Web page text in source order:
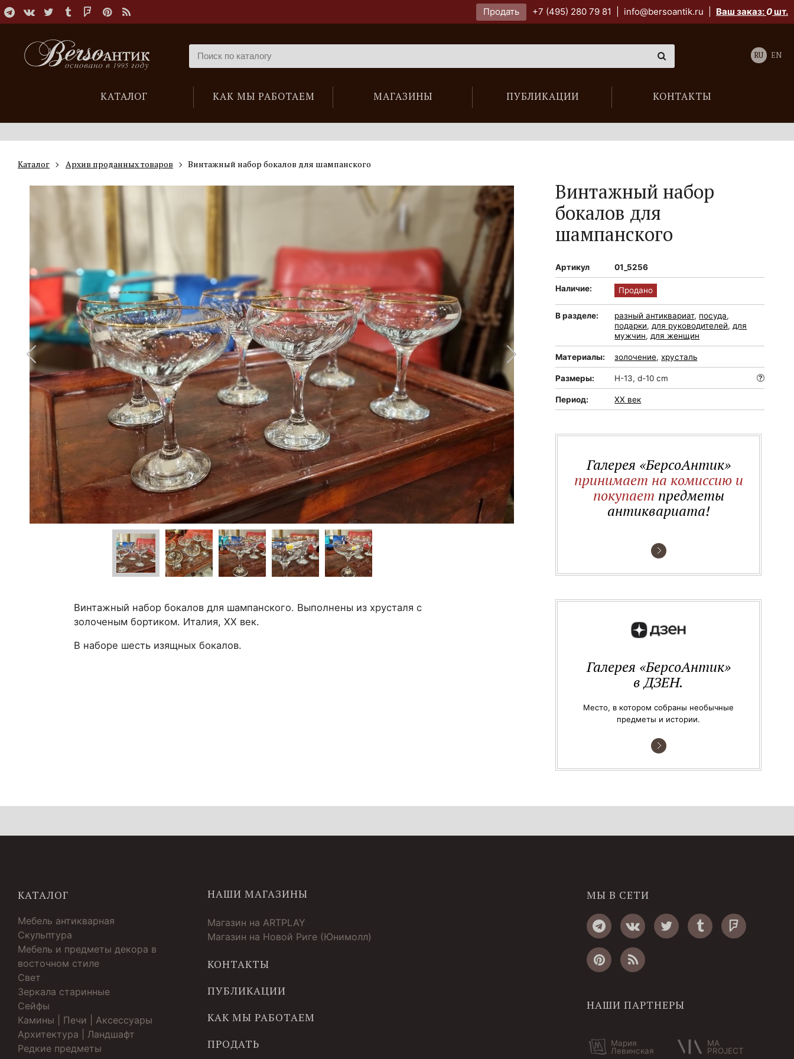
Продать +7 (495) 280 79 81 info@bersoantik.ru Ваш заказ:0шт.
КАТАЛОГ КАК МЫ РАБОТАЕМ МАГАЗИНЫ ПУБЛИКАЦИИ КОНТАКТЫ
RU EN
Каталог Архив проданных товаров Винтажный набор бокалов для шампанского
Винтажный набор бокалов для шампанского. Выполнены из хрусталя с
золоченым бортиком. Италия, XX век.
В наборе шесть изящных бокалов.
Винтажный набор
бокалов для
шампанского
Артикул 01_5256
Наличие: Продано
В разделе: разный антиквариат, посуда,
подарки, для руководителей, для
мужчин, для женщин
Материалы: золочение,хрусталь
Размеры: H-13, d-10 cm
Период: XX век
Галерея «БерсоАнтик»
принимает на комиссию и
покупает предметы
антиквариата!
Галерея «БерсоАнтик»
в ДЗЕН.
Место, в котором собраны необычные
предметы и истории.
КАТАЛОГ
Мебель антикварная
Скульптура
Мебель и предметы декора в
восточном стиле
Свет
Зеркала старинные
Cейфы
Камины | Печи | Аксессуары
Архитектура | Ландшафт
Редкие предметы
НАШИ МАГАЗИНЫ
Магазин на ARTPLAY
Магазин на Новой Риге (Юнимолл)
КОНТАКТЫ
ПУБЛИКАЦИИ
КАК МЫ РАБОТАЕМ
ПРОДАТЬ
МЫ В СЕТИ
НАШИ ПАРТНЕРЫ
Мария
Левинская
MA
PROJECT